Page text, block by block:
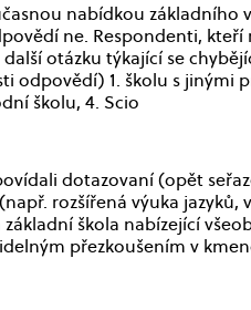
nabídkou základního
ne. Respondenti, kteří
otázku týkající se
odpovědí) 1. školu s jinými
školu, 4. Scio
dotazovaní (opět
rozšířená výuka jazyků,
škola nabízející
přezkoušením v